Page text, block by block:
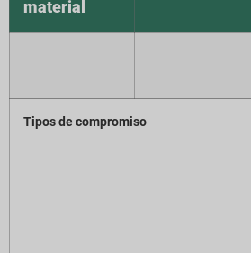
material
Tipos de compromiso